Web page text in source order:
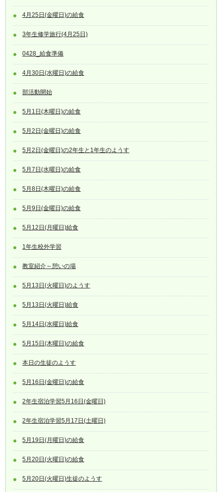
4月25日(金曜日)の給食
3年生修学旅行(4月25日)
0428_給食準備
4月30日(水曜日)の給食
部活動開始
5月1日(木曜日)の給食
5月2日(金曜日)の給食
5月2日(金曜日)の2年生と1年生のようす
5月7日(水曜日)の給食
5月8日(木曜日)の給食
5月9日(金曜日)の給食
5月12日(月曜日)給食
1年生校外学習
教室紹介～憩いの場
5月13日(火曜日)のようす
5月13日(火曜日)給食
5月14日(水曜日)給食
5月15日(木曜日)の給食
本日の生徒のようす
5月16日(金曜日)の給食
2年生宿泊学習5月16日(金曜日)
2年生宿泊学習5月17日(土曜日)
5月19日(月曜日)の給食
5月20日(火曜日)の給食
5月20日(火曜日)生徒のようす